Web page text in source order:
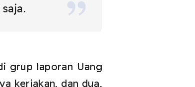
grup laporan Uang
kerjakan, dan dua,